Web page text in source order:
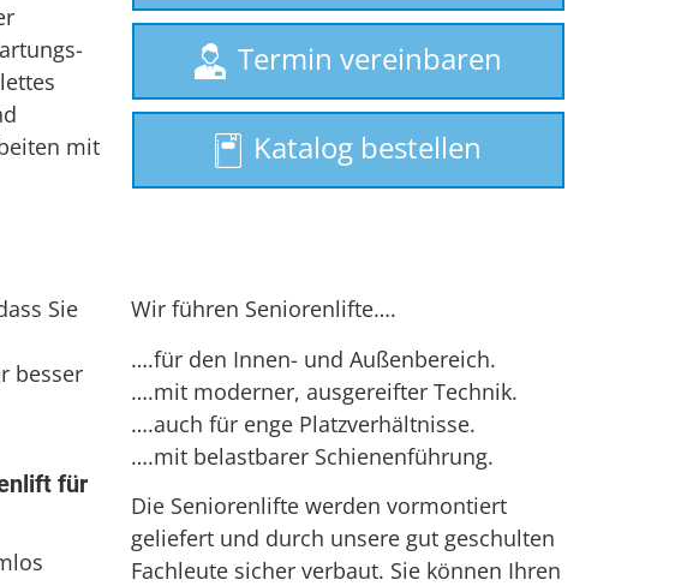
mit
Rollstuhllift
Sitzlift
Treppenaufzug
Treppenlift
Treppenlift mieten
Termin vereinbaren
Katalog bestellen
Sie
besser
für
Wir führen Seniorenlifte….
….für den Innen- und Außenbereich.
….mit moderner, ausgereifter Technik.
….auch für enge Platzverhältnisse.
….mit belastbarer Schienenführung.
Die Seniorenlifte werden vormontiert
geliefert und durch unsere gut geschulten
Fachleute sicher verbaut. Sie können Ihren